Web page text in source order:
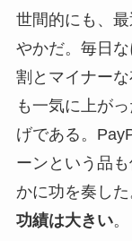
世間的にも、
やかだ。毎日な
割とマイナー
も一気に上が
げである。
ーンという品
かに功を奏した
功績は大きい。